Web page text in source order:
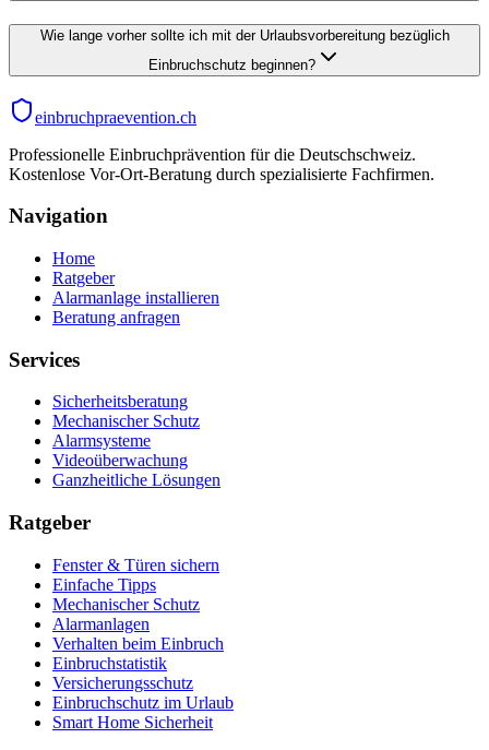
Wie lange vorher sollte ich mit der Urlaubsvorbereitung bezüglich
Einbruchschutz beginnen?
einbruchpraevention.ch
Professionelle Einbruchprävention für die Deutschschweiz.
Kostenlose Vor-Ort-Beratung durch spezialisierte Fachfirmen.
Navigation
Home
Ratgeber
Alarmanlage installieren
Beratung anfragen
Services
Sicherheitsberatung
Mechanischer Schutz
Alarmsysteme
Videoüberwachung
Ganzheitliche Lösungen
Ratgeber
Fenster & Türen sichern
Einfache Tipps
Mechanischer Schutz
Alarmanlagen
Verhalten beim Einbruch
Einbruchstatistik
Versicherungsschutz
Einbruchschutz im Urlaub
Smart Home Sicherheit